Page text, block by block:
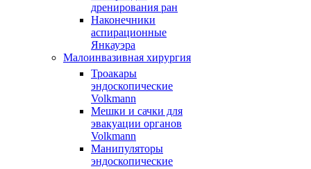
дренирования ран
Наконечники
аспирационные
Янкауэра
Малоинвазивная хирургия
Троакары
эндоскопические
Volkmann
Мешки и сачки для
эвакуации органов
Volkmann
Манипуляторы
эндоскопические